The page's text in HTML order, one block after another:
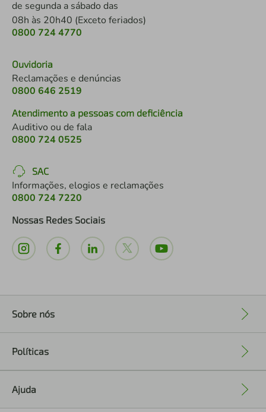
de segunda a sábado das
08h às 20h40 (Exceto feriados)
0800 724 4770
Ouvidoria
Reclamações e denúncias
0800 646 2519
Atendimento a pessoas com deficiência
Auditivo ou de fala
0800 724 0525
SAC
Informações, elogios e reclamações
0800 724 7220
Nossas Redes Sociais
Sobre nós
Políticas
Ajuda